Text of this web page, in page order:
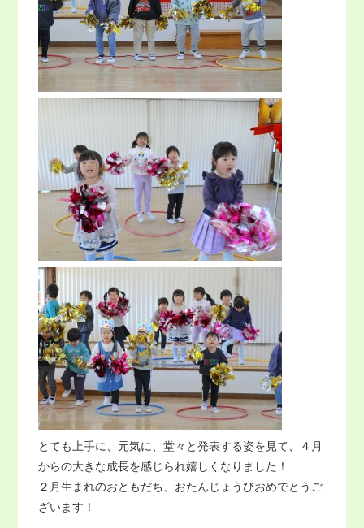
とても上手に、元気に、堂々と発表する姿を見て、４月
からの大きな成長を感じられ嬉しくなりました！
２月生まれのおともだち、おたんじょうびおめでとうご
ざいます！